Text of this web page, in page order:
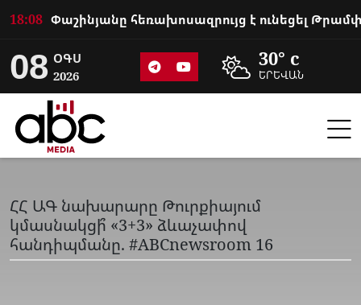
18:08
08 ՕԳՍ
2026
30° c
ԵՐԵՎԱՆ
ՀՀ ԱԳ նախարարը Թուրքիայում
կմասնակցի՞ «3+3» ձևաչափով
հանդիպմանը. #ABCnewsroom 16